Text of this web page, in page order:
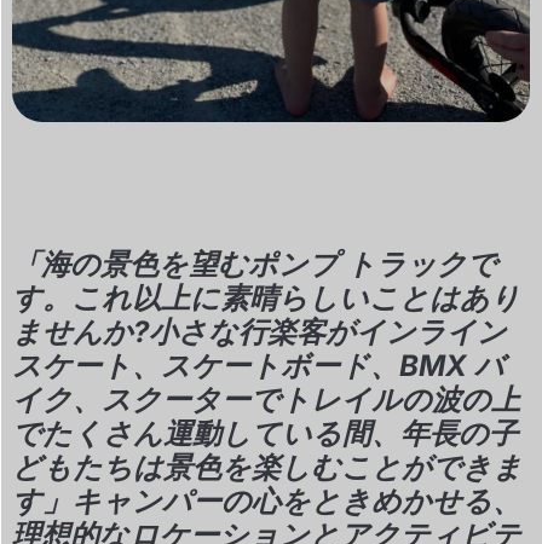
「海の景色を望むポンプ トラックで
す。これ以上に素晴らしいことはあり
ませんか?小さな行楽客がインライン
スケート、スケートボード、BMX バ
イク、スクーターでトレイルの波の上
でたくさん運動している間、年長の子
どもたちは景色を楽しむことができま
す」キャンパーの心をときめかせる、
理想的なロケーションとアクティビテ